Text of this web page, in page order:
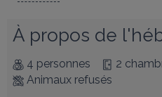
À propos de
4 personnes 2
Animaux refusés